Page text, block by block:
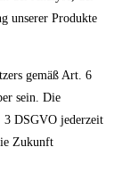
unserer Produkte
gemäß Art. 6
sein. Die
DSGVO jederzeit
Zukunft